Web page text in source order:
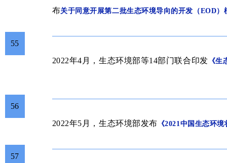
布关于同意开展第二批生态环境导向的开发（EOD）
55
2022年4月，生态环境部等14部门联合印发 《
56
2022年5月，生态环境部发布 《2021中国生态环
57